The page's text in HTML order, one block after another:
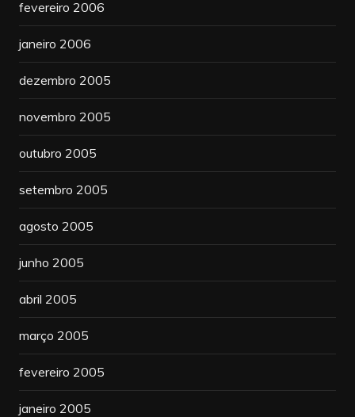
fevereiro 2006
janeiro 2006
dezembro 2005
novembro 2005
outubro 2005
setembro 2005
agosto 2005
junho 2005
abril 2005
março 2005
fevereiro 2005
janeiro 2005